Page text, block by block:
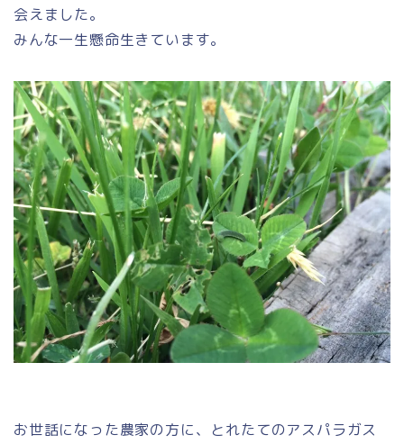
会えました。
みんな一生懸命生きています。
お世話になった農家の方に、とれたてのアスパラガス